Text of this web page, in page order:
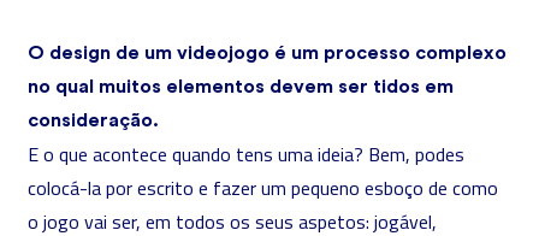
O design de um videojogo é um processo complexo
no qual muitos elementos devem ser tidos em
consideração.
E o que acontece quando tens uma ideia? Bem, podes
colocá-la por escrito e fazer um pequeno esboço de como
o jogo vai ser, em todos os seus aspetos: jogável,